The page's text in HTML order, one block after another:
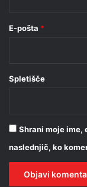
E-pošta *
Spletišče
Shrani moje ime,
naslednjič, ko